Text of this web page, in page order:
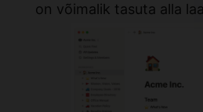
on võimalik tasuta alla